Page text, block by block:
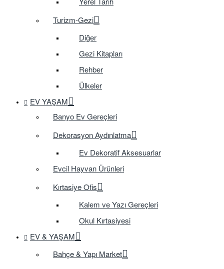
Turizm-Gezi
Diğer
Gezi Kitapları
Rehber
Ülkeler
EV YAŞAM
Banyo Ev Gereçleri
Dekorasyon Aydınlatma
Ev Dekoratif Aksesuarlar
Evcil Hayvan Ürünleri
Kırtasiye Ofis
Kalem ve Yazı Gereçleri
Okul Kırtasiyesi
EV & YAŞAM
Bahçe & Yapı Market